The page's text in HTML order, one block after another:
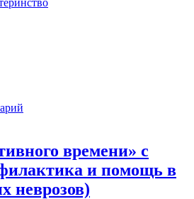
времени» с
и помощь в
неврозов)